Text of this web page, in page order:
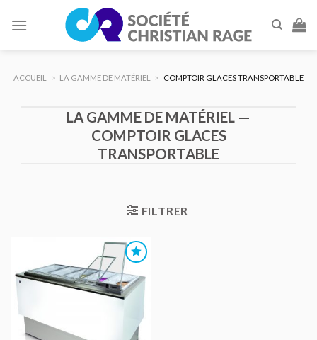
ACCUEIL > LA GAMME DE MATÉRIEL > COMPTOIR GLACES TRANSPORTABLE
LA GAMME DE MATÉRIEL —
COMPTOIR GLACES
TRANSPORTABLE
FILTRER
AJOUTER
AU DEVIS